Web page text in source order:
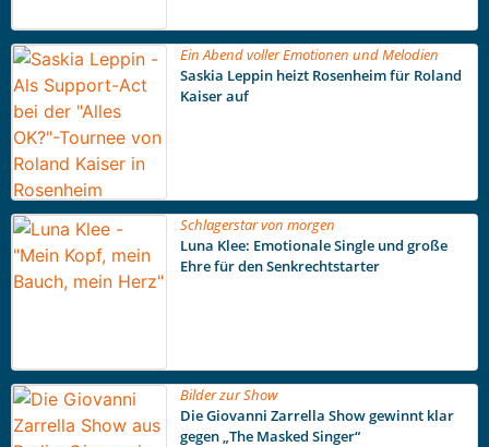
Ein Abend voller Emotionen und Melodien
Saskia Leppin heizt Rosenheim für Roland
Kaiser auf
Schlagerstar von morgen
Luna Klee: Emotionale Single und große
Ehre für den Senkrechtstarter
Bilder zur Show
Die Giovanni Zarrella Show gewinnt klar
gegen „The Masked Singer“